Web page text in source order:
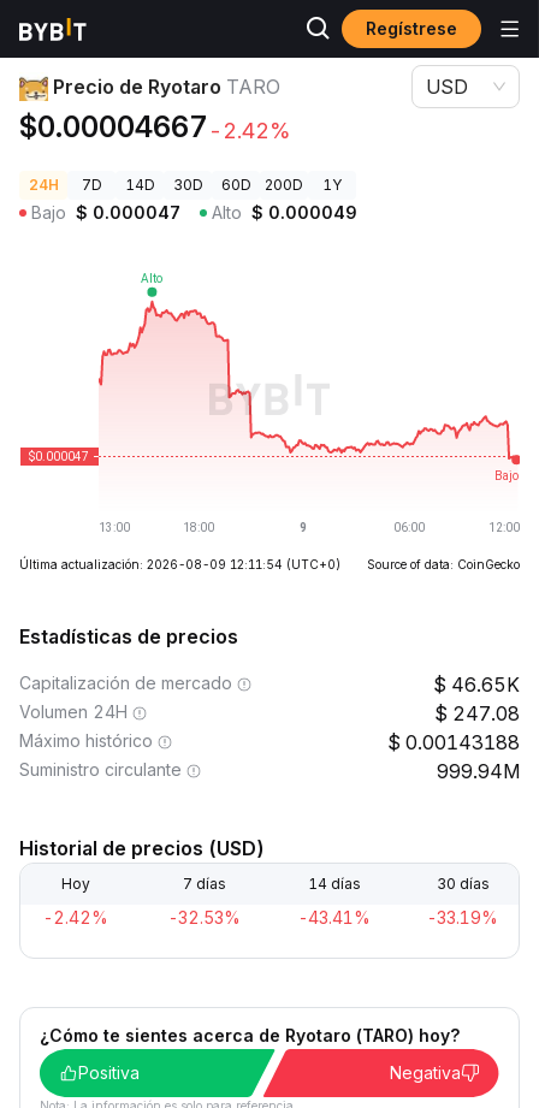
Regístrese
Precios de Criptomonedas Precio de Ryotaro TARO
Precio de Ryotaro TARO
$0.00004667 -2.42%
USD
24H 7D 14D 30D 60D 200D 1Y
Bajo $ 0.000047 Alto $ 0.000049
Última actualización: 2026-08-09 12:11:54 (UTC+0) Source of data: CoinGecko
Estadísticas de precios
Capitalización de mercado 46.65K
Volumen 24H 247.08
Máximo histórico 0.00143188
Suministro circulante 999.94M
Historial de precios (USD)
Hoy 7 días 14 días 30 días
-2.42% -32.53% -43.41% -33.19%
¿Cómo te sientes acerca de Ryotaro (TARO) hoy?
Positiva
Negativa